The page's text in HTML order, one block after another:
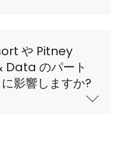
や Pitney
のパート
影響しますか?